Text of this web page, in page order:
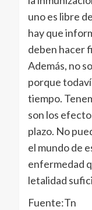
uno es libre
hay que
deben hacer
Además, no
porque
tiempo.
son los
plazo. No
el mundo de
enfermedad
letalidad
Fuente:Tn